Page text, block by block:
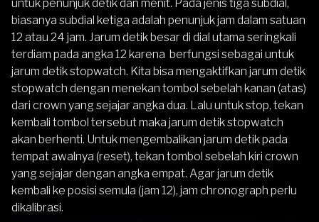
untuk penunjuk detik dan menit. Pada jenis tiga subdial,
biasanya subdial ketiga adalah penunjuk jam dalam satuan
12 atau 24 jam. Jarum detik besar di dial utama seringkali
terdiam pada angka 12 karena berfungsi sebagai untuk
jarum detik stopwatch. Kita bisa mengaktifkan jarum detik
stopwatch dengan menekan tombol sebelah kanan (atas)
dari crown yang sejajar angka dua. Lalu untuk stop, tekan
kembali tombol tersebut maka jarum detik stopwatch
akan berhenti. Untuk mengembalikan jarum detik pada
tempat awalnya (reset), tekan tombol sebelah kiri crown
yang sejajar dengan angka empat. Agar jarum detik
kembali ke posisi semula (jam 12), jam chronograph perlu
dikalibrasi.